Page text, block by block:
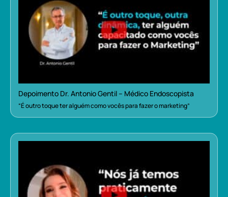
Depoimento Dr. Antonio Gentil – Médico Endoscopista
“É outro toque ter alguém como vocês para fazer o marketing”